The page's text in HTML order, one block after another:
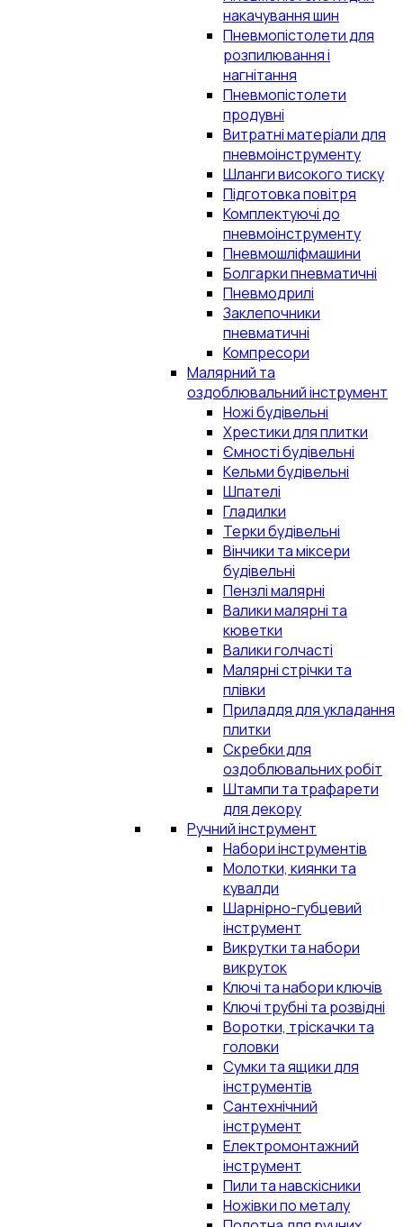
накачування шин
Пневмопістолети для
розпилювання і
нагнітання
Пневмопістолети
продувні
Витратні матеріали для
пневмоінструменту
Шланги високого тиску
Підготовка повітря
Комплектуючі до
пневмоінструменту
Пневмошліфмашини
Болгарки пневматичні
Пневмодрилі
Заклепочники
пневматичні
Компресори
Малярний та
оздоблювальний інструмент
Ножі будівельні
Хрестики для плитки
Ємності будівельні
Кельми будівельні
Шпателі
Гладилки
Терки будівельні
Вінчики та міксери
будівельні
Пензлі малярні
Валики малярні та
кюветки
Валики голчасті
Малярні стрічки та
плівки
Приладдя для укладання
плитки
Скребки для
оздоблювальних робіт
Штампи та трафарети
для декору
Ручний інструмент
Набори інструментів
Молотки, киянки та
кувалди
Шарнірно-губцевий
інструмент
Викрутки та набори
викруток
Ключі та набори ключів
Ключі трубні та розвідні
Воротки, тріскачки та
головки
Сумки та ящики для
інструментів
Сантехнічний
інструмент
Електромонтажний
інструмент
Пили та навскісники
Ножівки по металу